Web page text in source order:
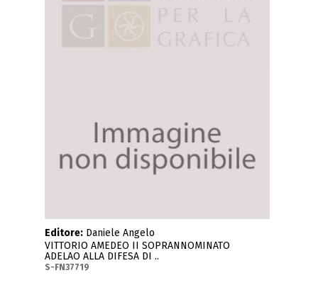
Editore: Daniele Angelo
VITTORIO AMEDEO II SOPRANNOMINATO
ADELAO ALLA DIFESA DI ..
S-FN37719